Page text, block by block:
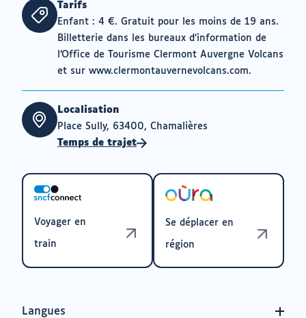
Tarifs
Enfant : 4 €. Gratuit pour les moins de 19 ans.
Billetterie dans les bureaux d’information de
l’Office de Tourisme Clermont Auvergne Volcans
et sur www.clermontauvernevolcans.com.
Localisation
Place Sully, 63400, Chamalières
Temps de trajet
Voyager en
train
Se déplacer en
région
Langues